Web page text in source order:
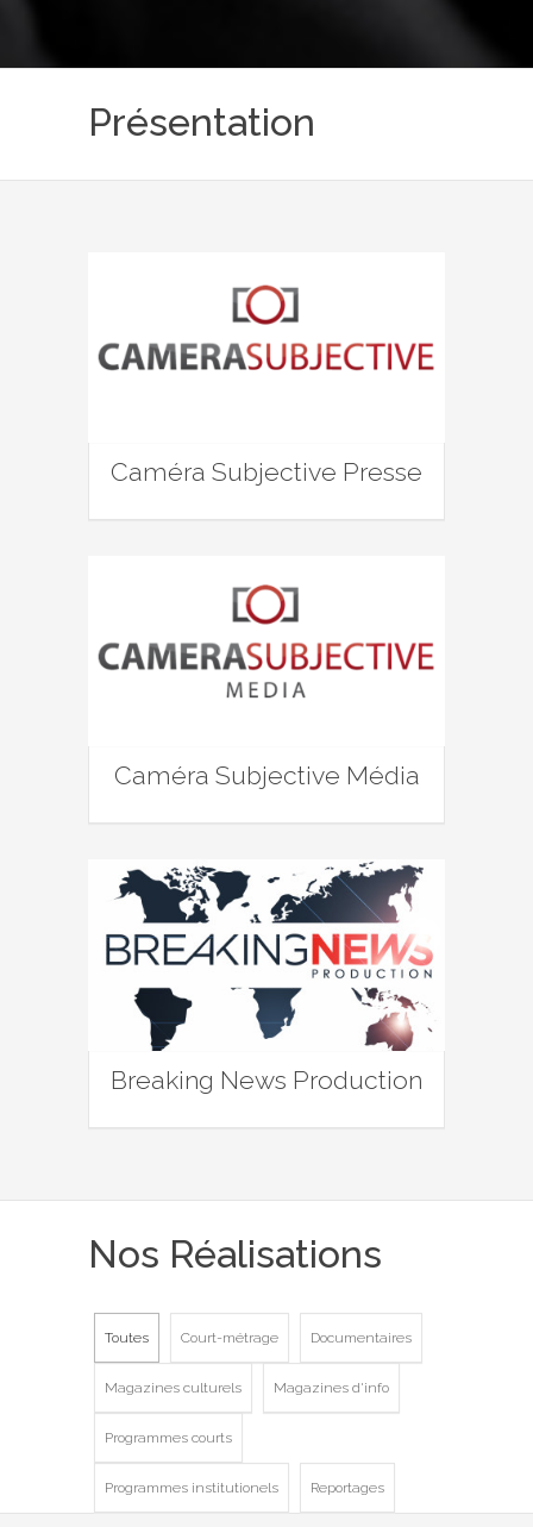
Présentation
Caméra Subjective Presse
Caméra Subjective Média
Breaking News Production
Nos Réalisations
Toutes Court-métrage Documentaires
Magazines culturels Magazines d'info
Programmes courts
Programmes institutionels Reportages